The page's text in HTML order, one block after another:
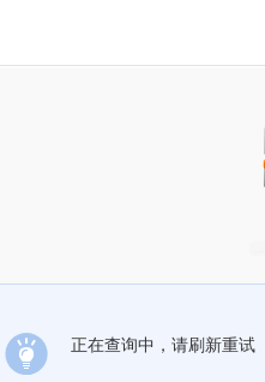
正在查询中，请刷新重试